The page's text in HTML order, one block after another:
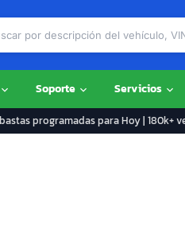
Soporte Servicios
programadas para Hoy | 180k+